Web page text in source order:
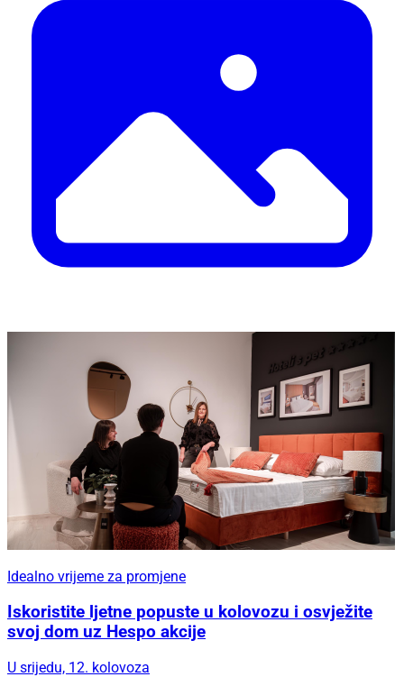
Idealno vrijeme za promjene
Iskoristite ljetne popuste u kolovozu i osvježite
svoj dom uz Hespo akcije
U srijedu, 12. kolovoza